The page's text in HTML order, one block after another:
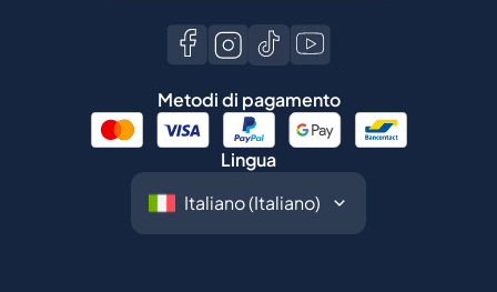
Metodi di pagamento
Lingua